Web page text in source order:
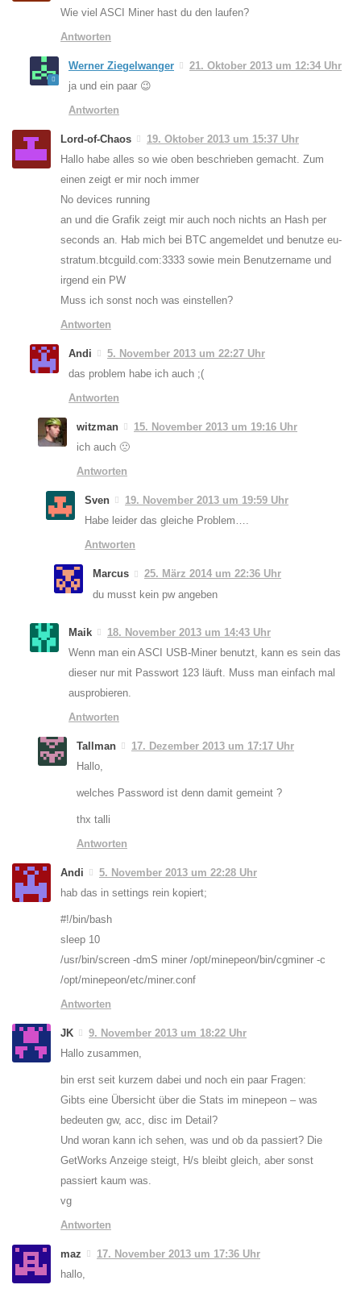
Wie viel ASCI Miner hast du den laufen?
Antworten
Werner Ziegelwanger
21. Oktober 2013 um 12:34 Uhr
ja und ein paar 😉
Antworten
Lord-of-Chaos
19. Oktober 2013 um 15:37 Uhr
Hallo habe alles so wie oben beschrieben gemacht. Zum
einen zeigt er mir noch immer
No devices running
an und die Grafik zeigt mir auch noch nichts an Hash per
seconds an. Hab mich bei BTC angemeldet und benutze eu-
stratum.btcguild.com:3333 sowie mein Benutzername und
irgend ein PW
Muss ich sonst noch was einstellen?
Antworten
Andi
5. November 2013 um 22:27 Uhr
das problem habe ich auch ;(
Antworten
witzman
15. November 2013 um 19:16 Uhr
ich auch 🙁
Antworten
Sven
19. November 2013 um 19:59 Uhr
Habe leider das gleiche Problem….
Antworten
Marcus
25. März 2014 um 22:36 Uhr
du musst kein pw angeben
Maik
18. November 2013 um 14:43 Uhr
Wenn man ein ASCI USB-Miner benutzt, kann es sein das
dieser nur mit Passwort 123 läuft. Muss man einfach mal
ausprobieren.
Antworten
Tallman
17. Dezember 2013 um 17:17 Uhr
Hallo,
welches Password ist denn damit gemeint ?
thx talli
Antworten
Andi
5. November 2013 um 22:28 Uhr
hab das in settings rein kopiert;
#!/bin/bash
sleep 10
/usr/bin/screen -dmS miner /opt/minepeon/bin/cgminer -c
/opt/minepeon/etc/miner.conf
Antworten
JK
9. November 2013 um 18:22 Uhr
Hallo zusammen,
bin erst seit kurzem dabei und noch ein paar Fragen:
Gibts eine Übersicht über die Stats im minepeon – was
bedeuten gw, acc, disc im Detail?
Und woran kann ich sehen, was und ob da passiert? Die
GetWorks Anzeige steigt, H/s bleibt gleich, aber sonst
passiert kaum was.
vg
Antworten
maz
17. November 2013 um 17:36 Uhr
hallo,